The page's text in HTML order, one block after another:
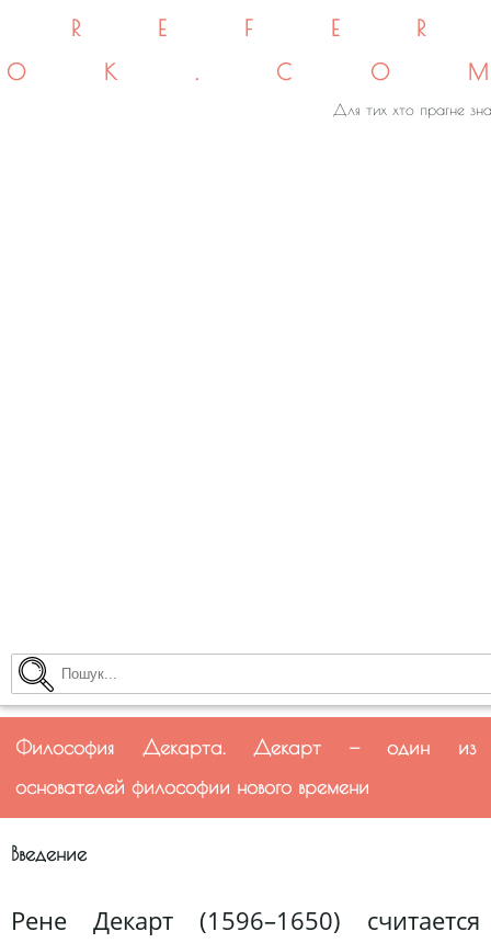
Для тих хто прагне
Философия Декарта. Декарт — один из
основателей философии нового времени
Введение
Рене Декарт (1596–1650) считается